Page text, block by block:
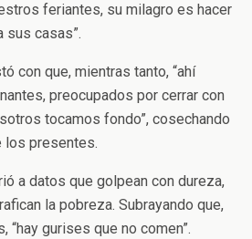
feriantes, su milagro es hacer
sus casas”.
con que, mientras tanto, “ahí
preocupados por cerrar con
tocamos fondo”, cosechando
los presentes.
a datos que golpean con dureza,
la pobreza. Subrayando que,
“hay gurises que no comen”.